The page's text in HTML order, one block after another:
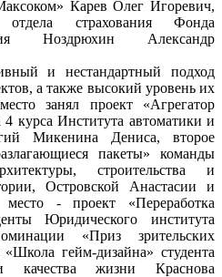
Карев Олег Игоревич,
отдела страхования Фонда
Ноздрюхин Александр
и нестандартный подход
а также высокий уровень их
занял проект «Агрегатор
4 курса Института автоматики и
Микенина Дениса, второе
пакеты» команды
строительства и
Островской Анастасии и
- проект «Переработка
Юридического института
«Приз зрительских
гейм-дизайна» студента
качества жизни Краснова